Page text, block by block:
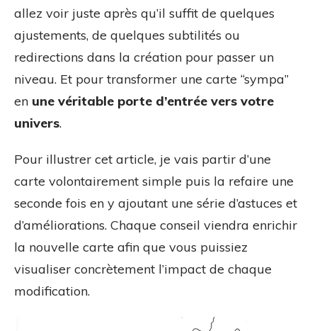
allez voir juste après qu’il suffit de quelques
ajustements, de quelques subtilités ou
redirections dans la création pour passer un
niveau. Et pour transformer une carte “sympa”
en une véritable porte d’entrée vers votre
univers.
Pour illustrer cet article, je vais partir d’une
carte volontairement simple puis la refaire une
seconde fois en y ajoutant une série d’astuces et
d’améliorations. Chaque conseil viendra enrichir
la nouvelle carte afin que vous puissiez
visualiser concrètement l’impact de chaque
modification.